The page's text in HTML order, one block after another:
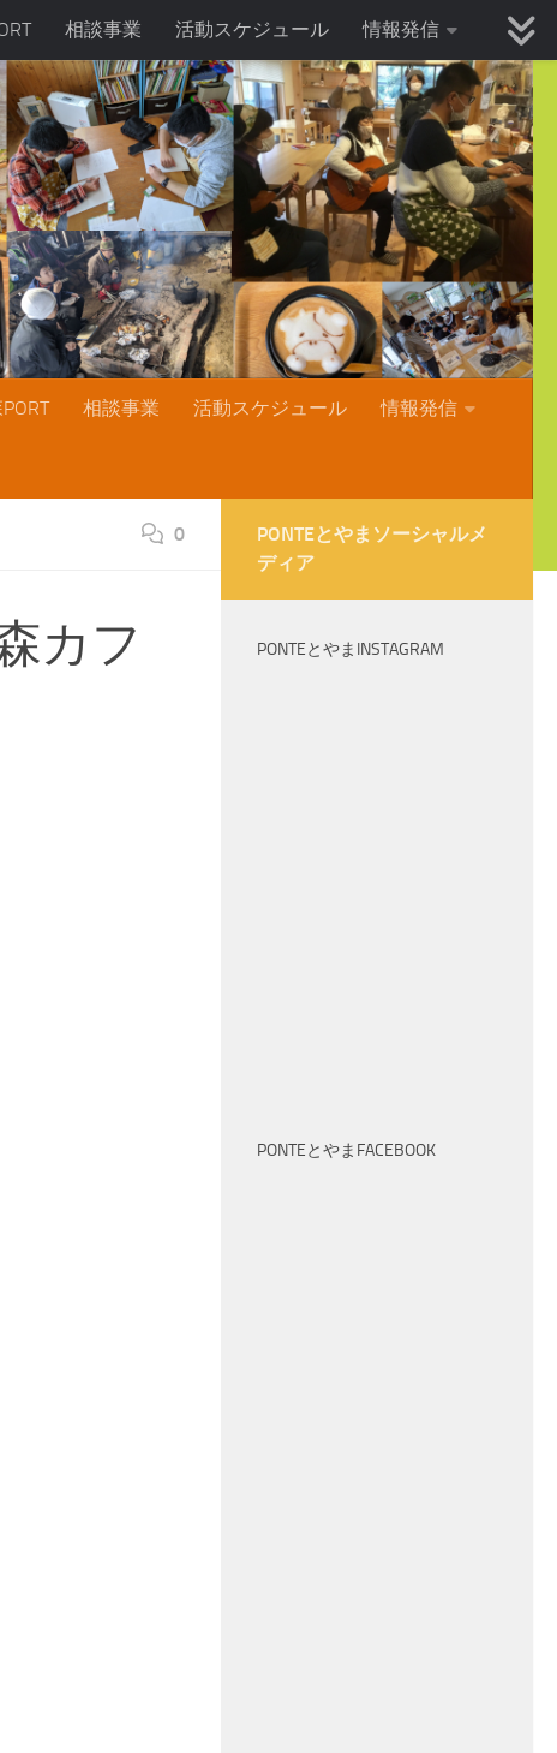
相談事業 活動スケジュール 情報発信
相談事業 活動スケジュール 情報発信
0
カフ
PONTEとやまソーシャルメ
ディア
PONTEとやまINSTAGRAM
PONTEとやまFACEBOOK